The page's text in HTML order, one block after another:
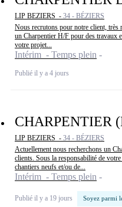
LIP BEZIERS - 34 - BÉZIERS
Nous recrutons pour notre client, très
un Charpentier H/F pour des travaux
votre projet...
Intérim - Temps plein
Publié il y a 4 jours
CHARPENTIER
LIP BEZIERS - 34 - BÉZIERS
Actuellement nous recherchons un
clients. Sous la responsabilité de
chantiers neufs et/ou de...
Intérim - Temps plein
Publié il y a 19 jours Soyez parmi